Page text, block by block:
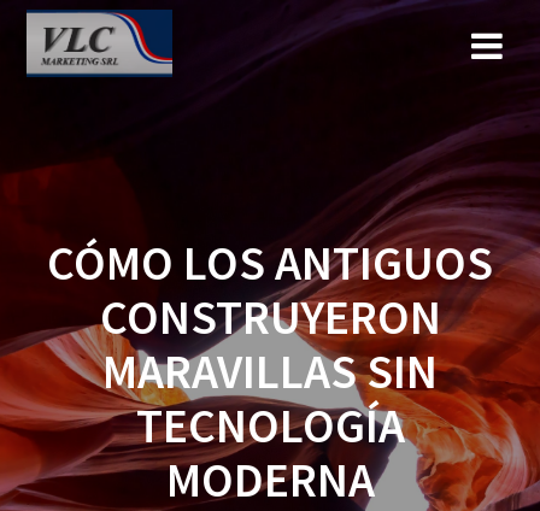
al
contenido
CÓMO LOS ANTIGUOS
CONSTRUYERON
MARAVILLAS SIN
TECNOLOGÍA
MODERNA